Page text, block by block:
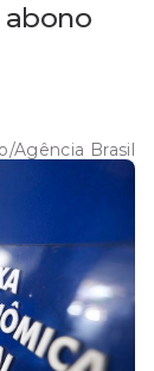
abono
Agência Brasil